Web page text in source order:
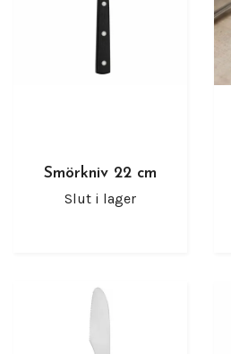
Smörkniv 22 cm
Slut i lager